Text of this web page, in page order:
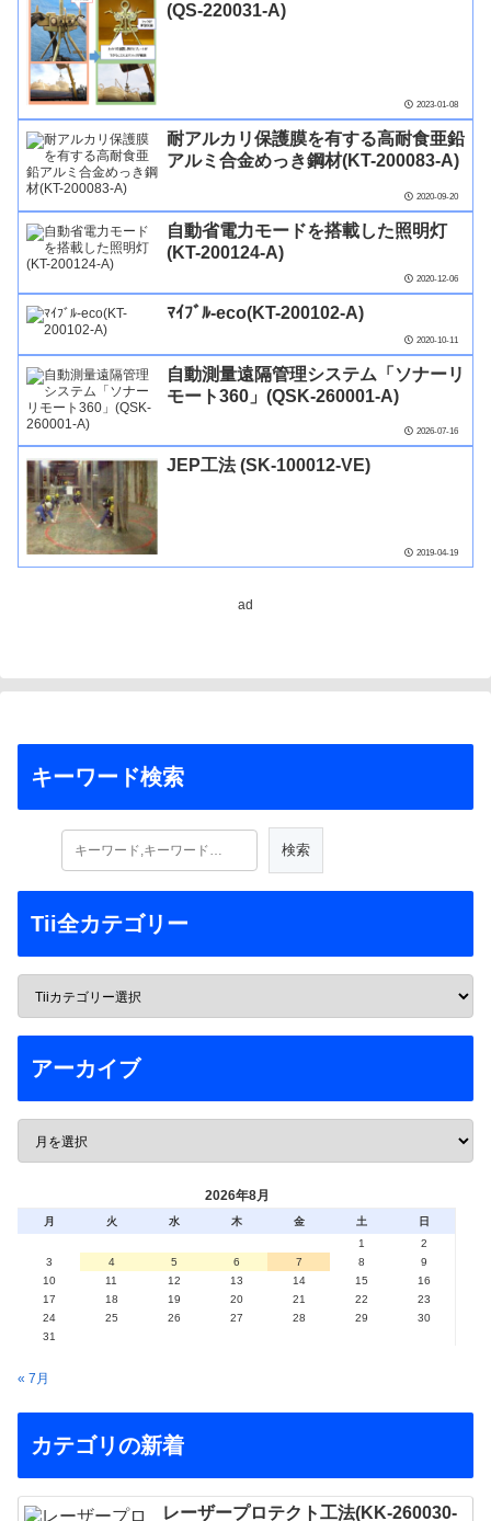
(QS-220031-A)
2023-01-08
耐アルカリ保護膜を有する高耐食亜鉛
アルミ合金めっき鋼材(KT-200083-A)
2020-09-20
自動省電力モードを搭載した照明灯
(KT-200124-A)
2020-12-06
ﾏｲﾌﾞﾙ-eco(KT-200102-A)
2020-10-11
自動測量遠隔管理システム「ソナーリ
モート360」(QSK-260001-A)
2026-07-16
JEP工法 (SK-100012-VE)
2019-04-19
ad
キーワード検索
Tii全カテゴリー
アーカイブ
2026年8月
月 火 水 木 金 土
日
1
2
3
4 5 6 7 8
9
10
11 12 13 14 15
16
17
18 19 20 21 22
23
24
25 26 27 28 29
30
31
« 7月
カテゴリの新着
レーザープロテクト⼯法(KK-260030-